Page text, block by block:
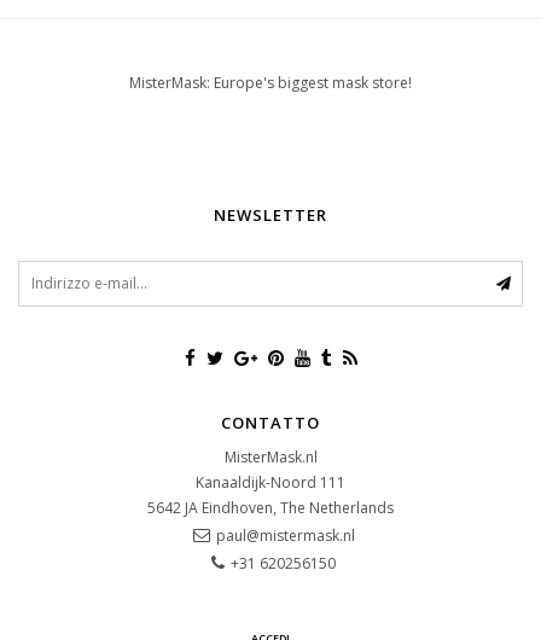
MisterMask: Europe's biggest mask store!
NEWSLETTER
CONTATTO
MisterMask.nl
Kanaaldijk-Noord 111
5642 JA Eindhoven, The Netherlands
paul@mistermask.nl
+31 620256150